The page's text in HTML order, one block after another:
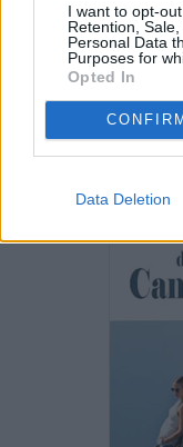
I want to opt-
Retention,
Personal Data
Purposes for
Opted In
CONFIRM
Data Deletion